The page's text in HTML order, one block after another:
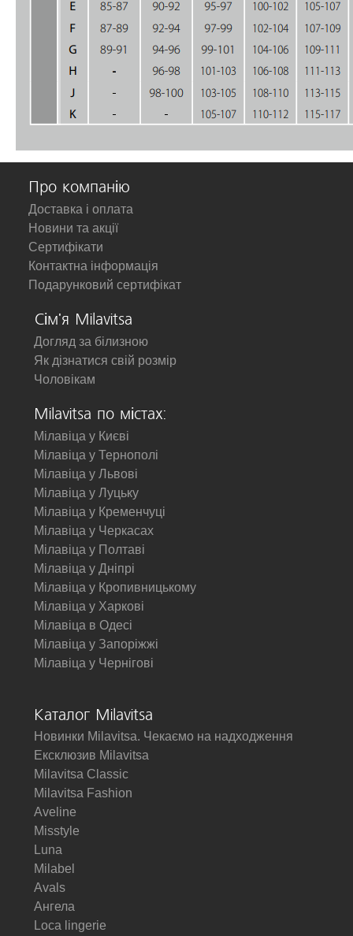
Про компанію
Доставка і оплата
Новини та акції
Сертифікати
Контактна інформація
Подарунковий сертифікат
Сім'я Milavitsa
Догляд за білизною
Як дізнатися свій розмір
Чоловікам
Milavitsa по містах:
Мілавіца у Києві
Мілавіца у Тернополі
Мілавіца у Львові
Мілавіца у Луцьку
Мілавіца у Кременчуці
Мілавіца у Черкасах
Мілавіца у Полтаві
Мілавіца у Дніпрі
Мілавіца у Кропивницькому
Мілавіца у Харкові
Мілавіца в Одесі
Мілавіца у Запоріжжі
Мілавіца у Чернігові
Каталог Milavitsa
Новинки Milavitsa. Чекаємо на надходження
Ексклюзив Milavitsa
Milavitsa Classic
Milavitsa Fashion
Aveline
Misstyle
Luna
Milabel
Avals
Ангела
Loca lingerie